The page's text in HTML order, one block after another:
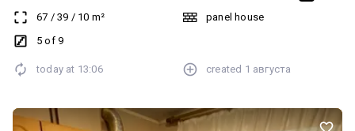
🔥 Поруч вся інфраструктура масиву: Терра, Епіцентр, магазини,
школа садочок, зупинка транспорту, поліклініка, базар. Вартість
67 / 39 / 10 m²
5 of 9
panel house
today at 13:06 created 1 августа